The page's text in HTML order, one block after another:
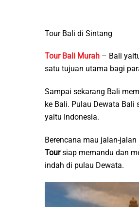
Tour Bali di Sintang
Tour Bali Murah – Bali
satu tujuan utama bagi
Sampai sekarang Bali
ke Bali. Pulau Dewata Bali
yaitu Indonesia.
Berencana mau jalan-
Toursiap memandu dan
indah di pulau Dewata.